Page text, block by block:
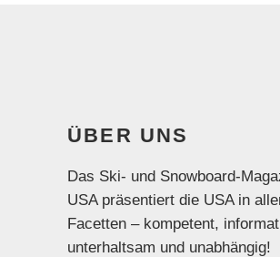
ÜBER UNS
Das Ski- und Snowboard-
USA präsentiert die USA in
Facetten – kompetent,
unterhaltsam und unabhängig!